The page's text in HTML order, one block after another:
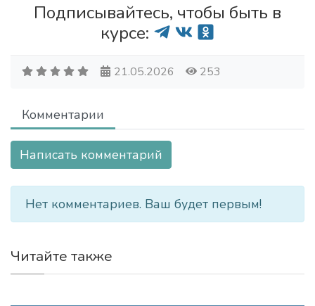
Подписывайтесь, чтобы быть в
курсе:
21.05.2026 253
Комментарии
Написать комментарий
Нет комментариев. Ваш будет первым!
Читайте также